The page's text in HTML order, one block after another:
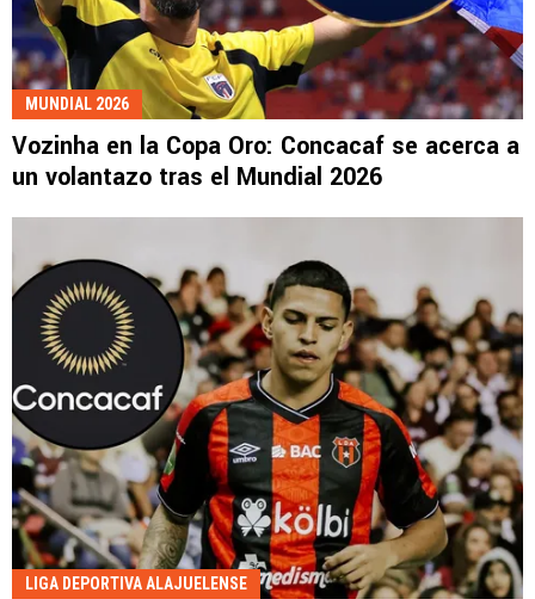
MUNDIAL 2026
Vozinha en la Copa Oro: Concacaf se acerca a
un volantazo tras el Mundial 2026
LIGA DEPORTIVA ALAJUELENSE